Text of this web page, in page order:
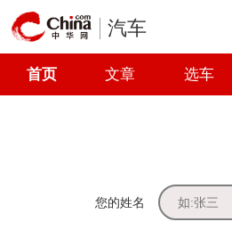
汽车
首页 文章 选车
您的姓名